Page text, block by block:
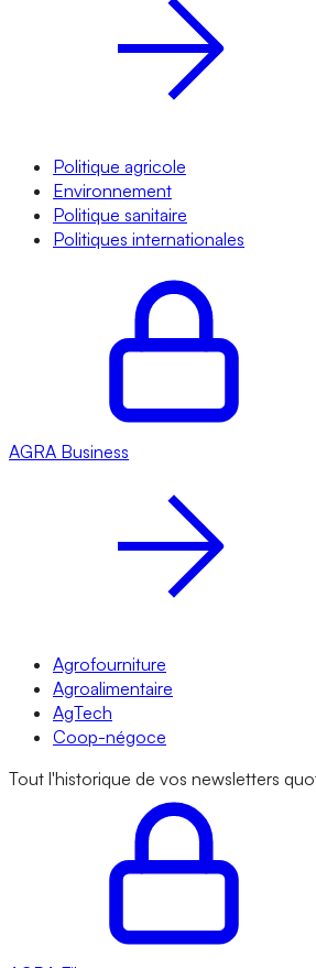
Politique agricole
Environnement
Politique sanitaire
Politiques internationales
AGRA Business
Agrofourniture
Agroalimentaire
AgTech
Coop-négoce
Tout l'historique de vos newsletters